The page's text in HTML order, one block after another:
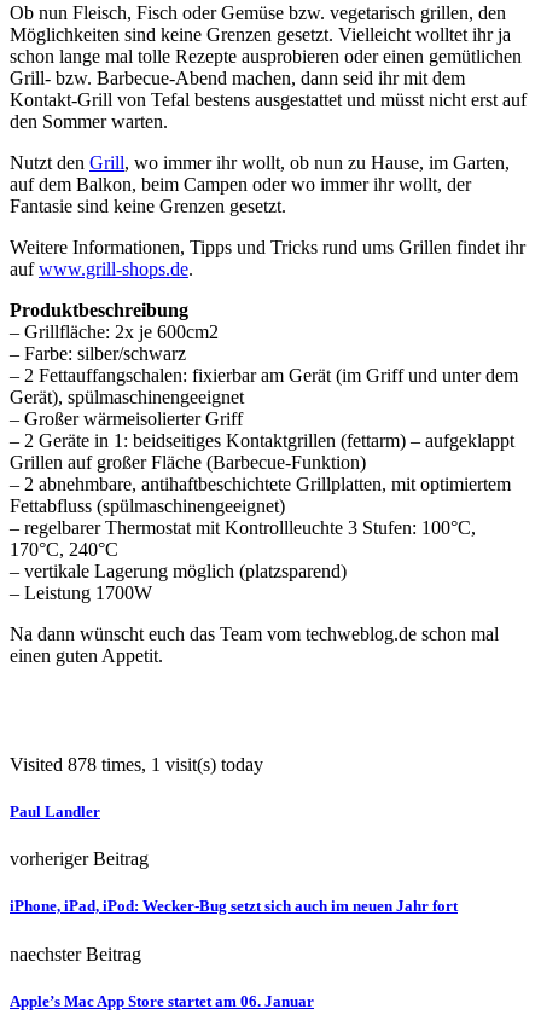
Ob nun Fleisch, Fisch oder Gemüse bzw. vegetarisch grillen, den
Möglichkeiten sind keine Grenzen gesetzt. Vielleicht wolltet ihr ja
schon lange mal tolle Rezepte ausprobieren oder einen gemütlichen
Grill- bzw. Barbecue-Abend machen, dann seid ihr mit dem
Kontakt-Grill von Tefal bestens ausgestattet und müsst nicht erst auf
den Sommer warten.
Nutzt den Grill, wo immer ihr wollt, ob nun zu Hause, im Garten,
auf dem Balkon, beim Campen oder wo immer ihr wollt, der
Fantasie sind keine Grenzen gesetzt.
Weitere Informationen, Tipps und Tricks rund ums Grillen findet ihr
aufwww.grill-shops.de.
Produktbeschreibung
– Grillfläche: 2x je 600cm2
– Farbe: silber/schwarz
– 2 Fettauffangschalen: fixierbar am Gerät (im Griff und unter dem
Gerät), spülmaschinengeeignet
– Großer wärmeisolierter Griff
– 2 Geräte in 1: beidseitiges Kontaktgrillen (fettarm) – aufgeklappt
Grillen auf großer Fläche (Barbecue-Funktion)
– 2 abnehmbare, antihaftbeschichtete Grillplatten, mit optimiertem
Fettabfluss (spülmaschinengeeignet)
– regelbarer Thermostat mit Kontrollleuchte 3 Stufen: 100°C,
170°C, 240°C
– vertikale Lagerung möglich (platzsparend)
– Leistung 1700W
Na dann wünscht euch das Team vom techweblog.de schon mal
einen guten Appetit.
Visited 878 times, 1 visit(s) today
Paul Landler
vorheriger Beitrag
iPhone, iPad, iPod: Wecker-Bug setzt sich auch im neuen Jahr fort
naechster Beitrag
Apple’s Mac App Store startet am 06. Januar